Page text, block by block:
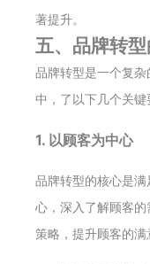
著提升。
五、品牌转
品牌转型是一个复
中，了以下几个关键
1. 以顾客为中心
品牌转型的核心是
心，深入了解顾客
策略，提升顾客的满